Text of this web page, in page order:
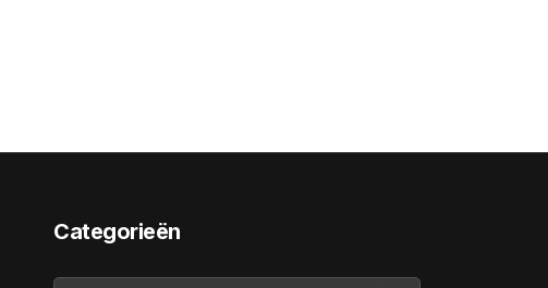
Categorieën